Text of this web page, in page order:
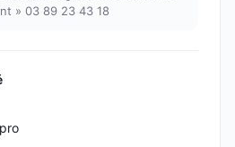
» 03 89 23 43 18